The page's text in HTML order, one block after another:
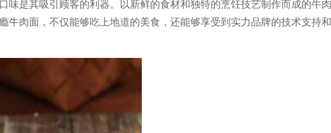
是其吸引顾客的利器。以新鲜的食材和独特的烹饪技艺制作而成的牛
牛肉面，不仅能够吃上地道的美食，还能够享受到实力品牌的技术支持